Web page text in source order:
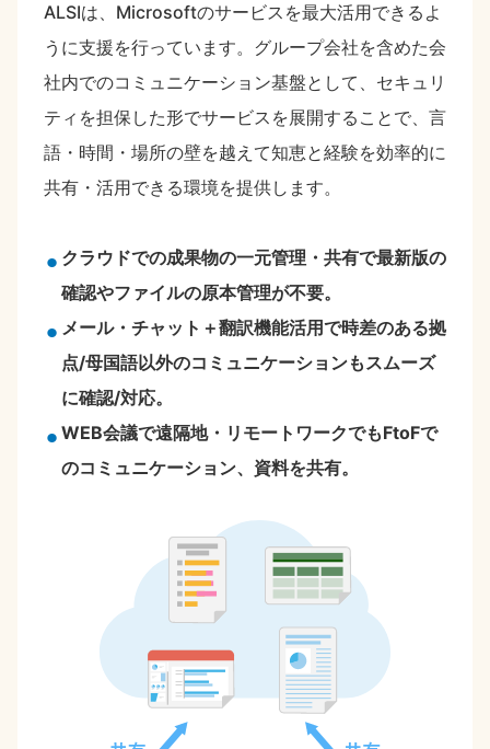
ALSIは、Microsoftのサービスを最大活用できるよ
うに支援を行っています。グループ会社を含めた会
社内でのコミュニケーション基盤として、セキュリ
ティを担保した形でサービスを展開することで、言
語・時間・場所の壁を越えて知恵と経験を効率的に
共有・活用できる環境を提供します。
クラウドでの成果物の一元管理・共有で最新版の
確認やファイルの原本管理が不要。
メール・チャット＋翻訳機能活用で時差のある拠
点/母国語以外のコミュニケーションもスムーズ
に確認/対応。
WEB会議で遠隔地・リモートワークでもFtoFで
のコミュニケーション、資料を共有。